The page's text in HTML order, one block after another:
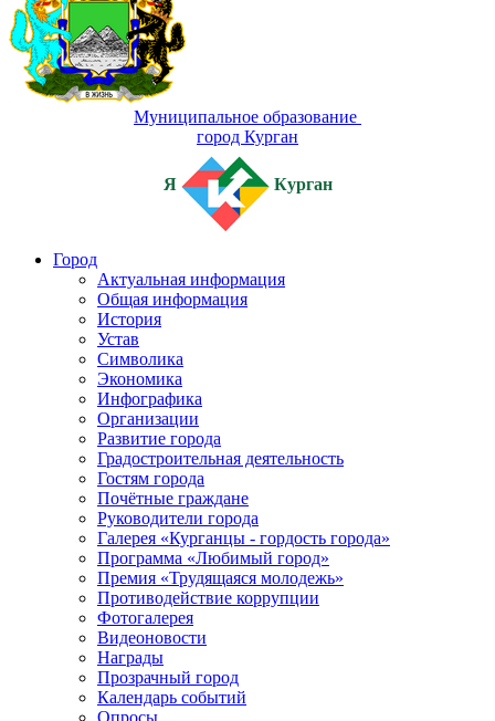
Муниципальное образование
город Курган
Я Курган
Город
Актуальная информация
Общая информация
История
Устав
Символика
Экономика
Инфографика
Организации
Развитие города
Градостроительная деятельность
Гостям города
Почётные граждане
Руководители города
Галерея «Курганцы - гордость города»
Программа «Любимый город»
Премия «Трудящаяся молодежь»
Противодействие коррупции
Фотогалерея
Видеоновости
Награды
Прозрачный город
Календарь событий
Опросы